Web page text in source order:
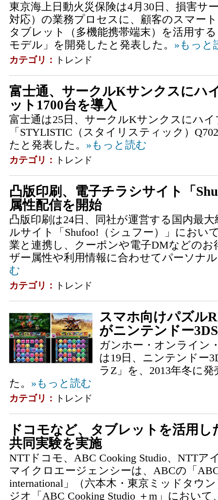
東京海上日動火災保険は4月30日、損害サ
対応）の業務プロセスに、顧客のスマー
タブレット（多機能携帯端末）を活用す
モデル」を開発したと発表した。 »もっと
カテゴリ： トレンド
富士通、サークルKサンクスにハ
ット1700台を導入
富士通は25日、サークルKサンクスにハ
「STYLISTIC（スタイリスティック）
たと発表した。 »もっと読む
カテゴリ： トレンド
凸版印刷、電子チラシサイト「
属性配信を開始
凸版印刷は24日、同社が運営する国内最
ルサイト「Shufoo!（シュフー）」におい
業と連携し、クーポンや電子DMなどの
ザー属性や利用情報に合わせてパーソナ
む
カテゴリ： トレンド
スマホ向けパズル
がニンテンドー
ガンホー・オンライン
は19日、ニンテンドー
ラZ」を、2013年冬に
た。 »もっと読む
カテゴリ： トレンド
ドコモなど、タブレットを活用
共同実験を実施
NTTドコモ、ABC Cooking Studio、NTTア
マイクロエージェンシーは、ABCの「ABC
international」（六本木・東京ミッドタウ
ジオ「ABC Cooking Studio ＋m」において